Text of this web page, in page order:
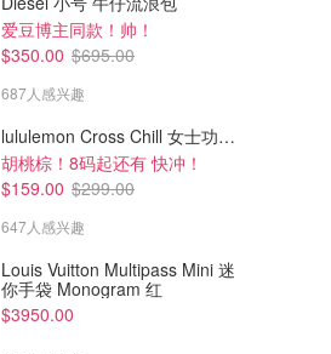
爱豆博主同款！帅！
$350.00 $695.00
687人感兴趣
lululemon Cross Chill 女士功能夹克
胡桃棕！8码起还有 快冲！
$159.00 $299.00
647人感兴趣
Louis Vuitton Multipass Mini 迷
你手袋 Monogram 红
$3950.00